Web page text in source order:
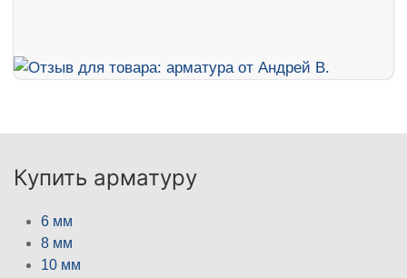
Купить арматуру
6 мм
8 мм
10 мм